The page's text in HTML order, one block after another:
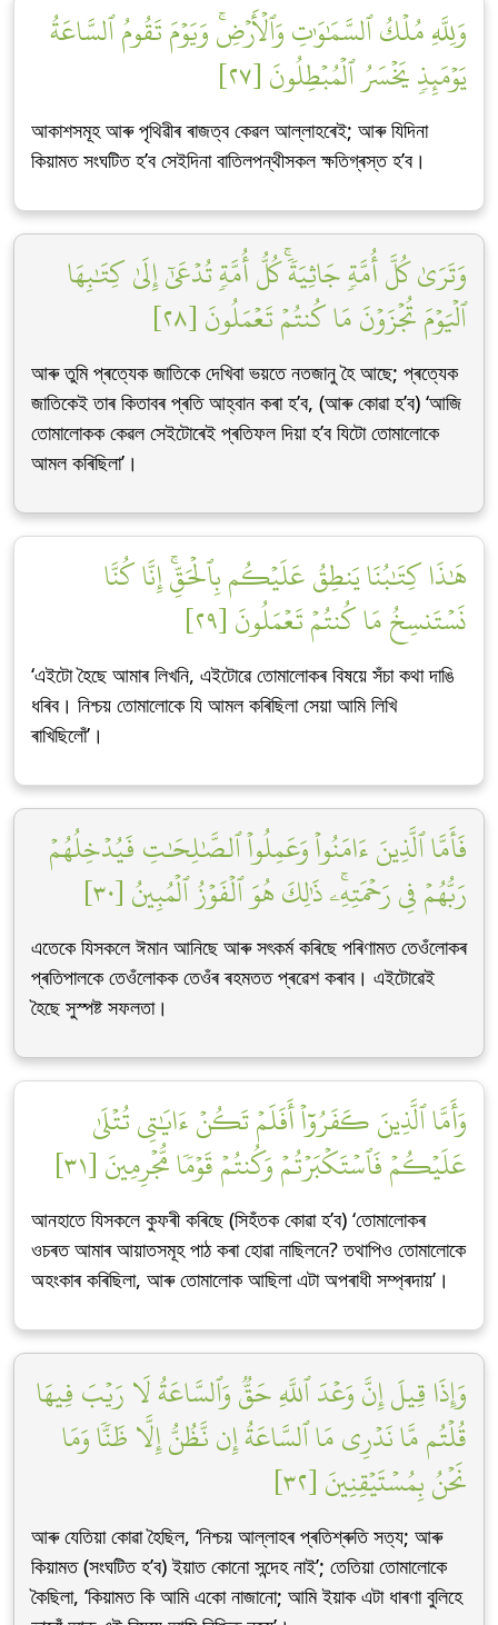
وَلِلَّهِ مُلۡكُ ٱلسَّمَٰوَٰتِ وَٱلۡأَرۡضِۚ وَيَوۡمَ تَقُومُ ٱلسَّاعَةُ
يَوۡمَئِذٖ يَخۡسَرُ ٱلۡمُبۡطِلُونَ [٢٧]
আকাশসমূহ আৰু পৃথিৱীৰ ৰাজত্ব কেৱল আল্লাহৰেই; আৰু যিদিনা
কিয়ামত সংঘটিত হ’ব সেইদিনা বাতিলপন্থীসকল ক্ষতিগ্ৰস্ত হ’ব।
وَتَرَىٰ كُلَّ أُمَّةٖ جَاثِيَةٗۚ كُلُّ أُمَّةٖ تُدۡعَىٰٓ إِلَىٰ كِتَٰبِهَا
ٱلۡيَوۡمَ تُجۡزَوۡنَ مَا كُنتُمۡ تَعۡمَلُونَ [٢٨]
আৰু তুমি প্ৰত্যেক জাতিকে দেখিবা ভয়তে নতজানু হৈ আছে; প্ৰত্যেক
জাতিকেই তাৰ কিতাবৰ প্ৰতি আহ্বান কৰা হ’ব, (আৰু কোৱা হ’ব) ‘আজি
তোমালোকক কেৱল সেইটোৰেই প্ৰতিফল দিয়া হ’ব যিটো তোমালোকে
আমল কৰিছিলা’।
هَٰذَا كِتَٰبُنَا يَنطِقُ عَلَيۡكُم بِٱلۡحَقِّۚ إِنَّا كُنَّا
نَسۡتَنسِخُ مَا كُنتُمۡ تَعۡمَلُونَ [٢٩]
‘এইটো হৈছে আমাৰ লিখনি, এইটোৱে তোমালোকৰ বিষয়ে সঁচা কথা দাঙি
ধৰিব। নিশ্চয় তোমালোকে যি আমল কৰিছিলা সেয়া আমি লিখি
ৰাখিছিলোঁ’।
فَأَمَّا ٱلَّذِينَ ءَامَنُواْ وَعَمِلُواْ ٱلصَّٰلِحَٰتِ فَيُدۡخِلُهُمۡ
رَبُّهُمۡ فِي رَحۡمَتِهِۦۚ ذَٰلِكَ هُوَ ٱلۡفَوۡزُ ٱلۡمُبِينُ [٣٠]
এতেকে যিসকলে ঈমান আনিছে আৰু সৎকৰ্ম কৰিছে পৰিণামত তেওঁলোকৰ
প্ৰতিপালকে তেওঁলোকক তেওঁৰ ৰহমতত প্ৰৱেশ কৰাব। এইটোৱেই
হৈছে সুস্পষ্ট সফলতা।
وَأَمَّا ٱلَّذِينَ كَفَرُوٓاْ أَفَلَمۡ تَكُنۡ ءَايَٰتِي تُتۡلَىٰ
عَلَيۡكُمۡ فَٱسۡتَكۡبَرۡتُمۡ وَكُنتُمۡ قَوۡمٗا مُّجۡرِمِينَ [٣١]
আনহাতে যিসকলে কুফৰী কৰিছে (সিহঁতক কোৱা হ’ব) ‘তোমালোকৰ
ওচৰত আমাৰ আয়াতসমূহ পাঠ কৰা হোৱা নাছিলনে? তথাপিও তোমালোকে
অহংকাৰ কৰিছিলা, আৰু তোমালোক আছিলা এটা অপৰাধী সম্প্ৰদায়’।
وَإِذَا قِيلَ إِنَّ وَعۡدَ ٱللَّهِ حَقّٞ وَٱلسَّاعَةُ لَا رَيۡبَ فِيهَا
قُلۡتُم مَّا نَدۡرِي مَا ٱلسَّاعَةُ إِن نَّظُنُّ إِلَّا ظَنّٗا وَمَا
نَحۡنُ بِمُسۡتَيۡقِنِينَ [٣٢]
আৰু যেতিয়া কোৱা হৈছিল, ‘নিশ্চয় আল্লাহৰ প্ৰতিশ্ৰুতি সত্য; আৰু
কিয়ামত (সংঘটিত হ’ব) ইয়াত কোনো সন্দেহ নাই’; তেতিয়া তোমালোকে
কৈছিলা, ‘কিয়ামত কি আমি একো নাজানো; আমি ইয়াক এটা ধাৰণা বুলিহে